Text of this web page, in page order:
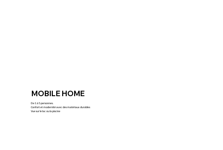
MOBILE HOME
De 1 à 5 personnes.
Confort et modernité avec des matériaux durables
Vue sur le lac ou la piscine